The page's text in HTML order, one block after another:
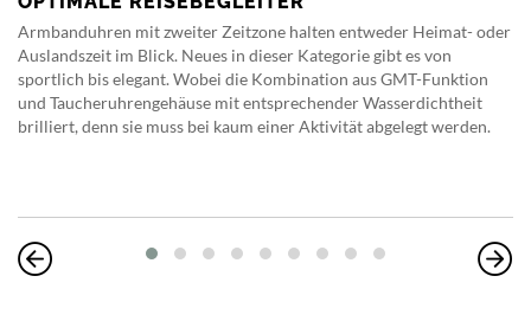
Armbanduhren mit zweiter Zeitzone halten entweder Heimat- oder
Auslandszeit im Blick. Neues in dieser Kategorie gibt es von
sportlich bis elegant. Wobei die Kombination aus GMT-Funktion
und Taucheruhrengehäuse mit entsprechender Wasserdichtheit
brilliert, denn sie muss bei kaum einer Aktivität abgelegt werden.